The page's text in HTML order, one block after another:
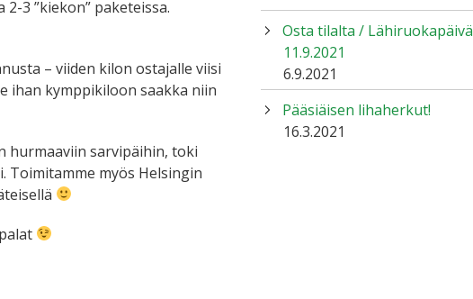
3 ”kiekon” paketeissa.
– viiden kilon ostajalle viisi
ihan kymppikiloon saakka niin
hurmaaviin sarvipäihin, toki
Toimitamme myös Helsingin
Osta tilalta / Lähiruokapäivä
11.9.2021
6.9.2021
Pääsiäisen lihaherkut!
16.3.2021